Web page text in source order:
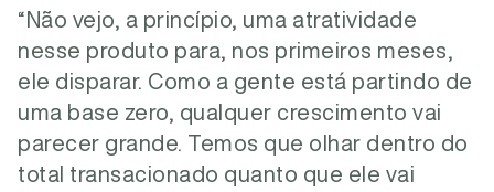
“Não vejo, a princípio, uma atratividade
nesse produto para, nos primeiros meses,
ele disparar. Como a gente está partindo de
uma base zero, qualquer crescimento vai
parecer grande. Temos que olhar dentro do
total transacionado quanto que ele vai